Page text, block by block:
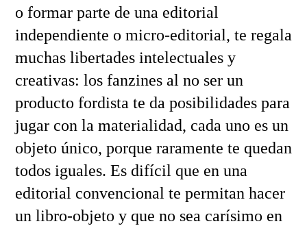
o formar parte de una editorial
independiente o micro-editorial, te regala
muchas libertades intelectuales y
creativas: los fanzines al no ser un
producto fordista te da posibilidades para
jugar con la materialidad, cada uno es un
objeto único, porque raramente te quedan
todos iguales. Es difícil que en una
editorial convencional te permitan hacer
un libro-objeto y que no sea carísimo en